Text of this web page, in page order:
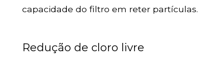
capacidade do filtro em reter partículas.
Redução de cloro livre